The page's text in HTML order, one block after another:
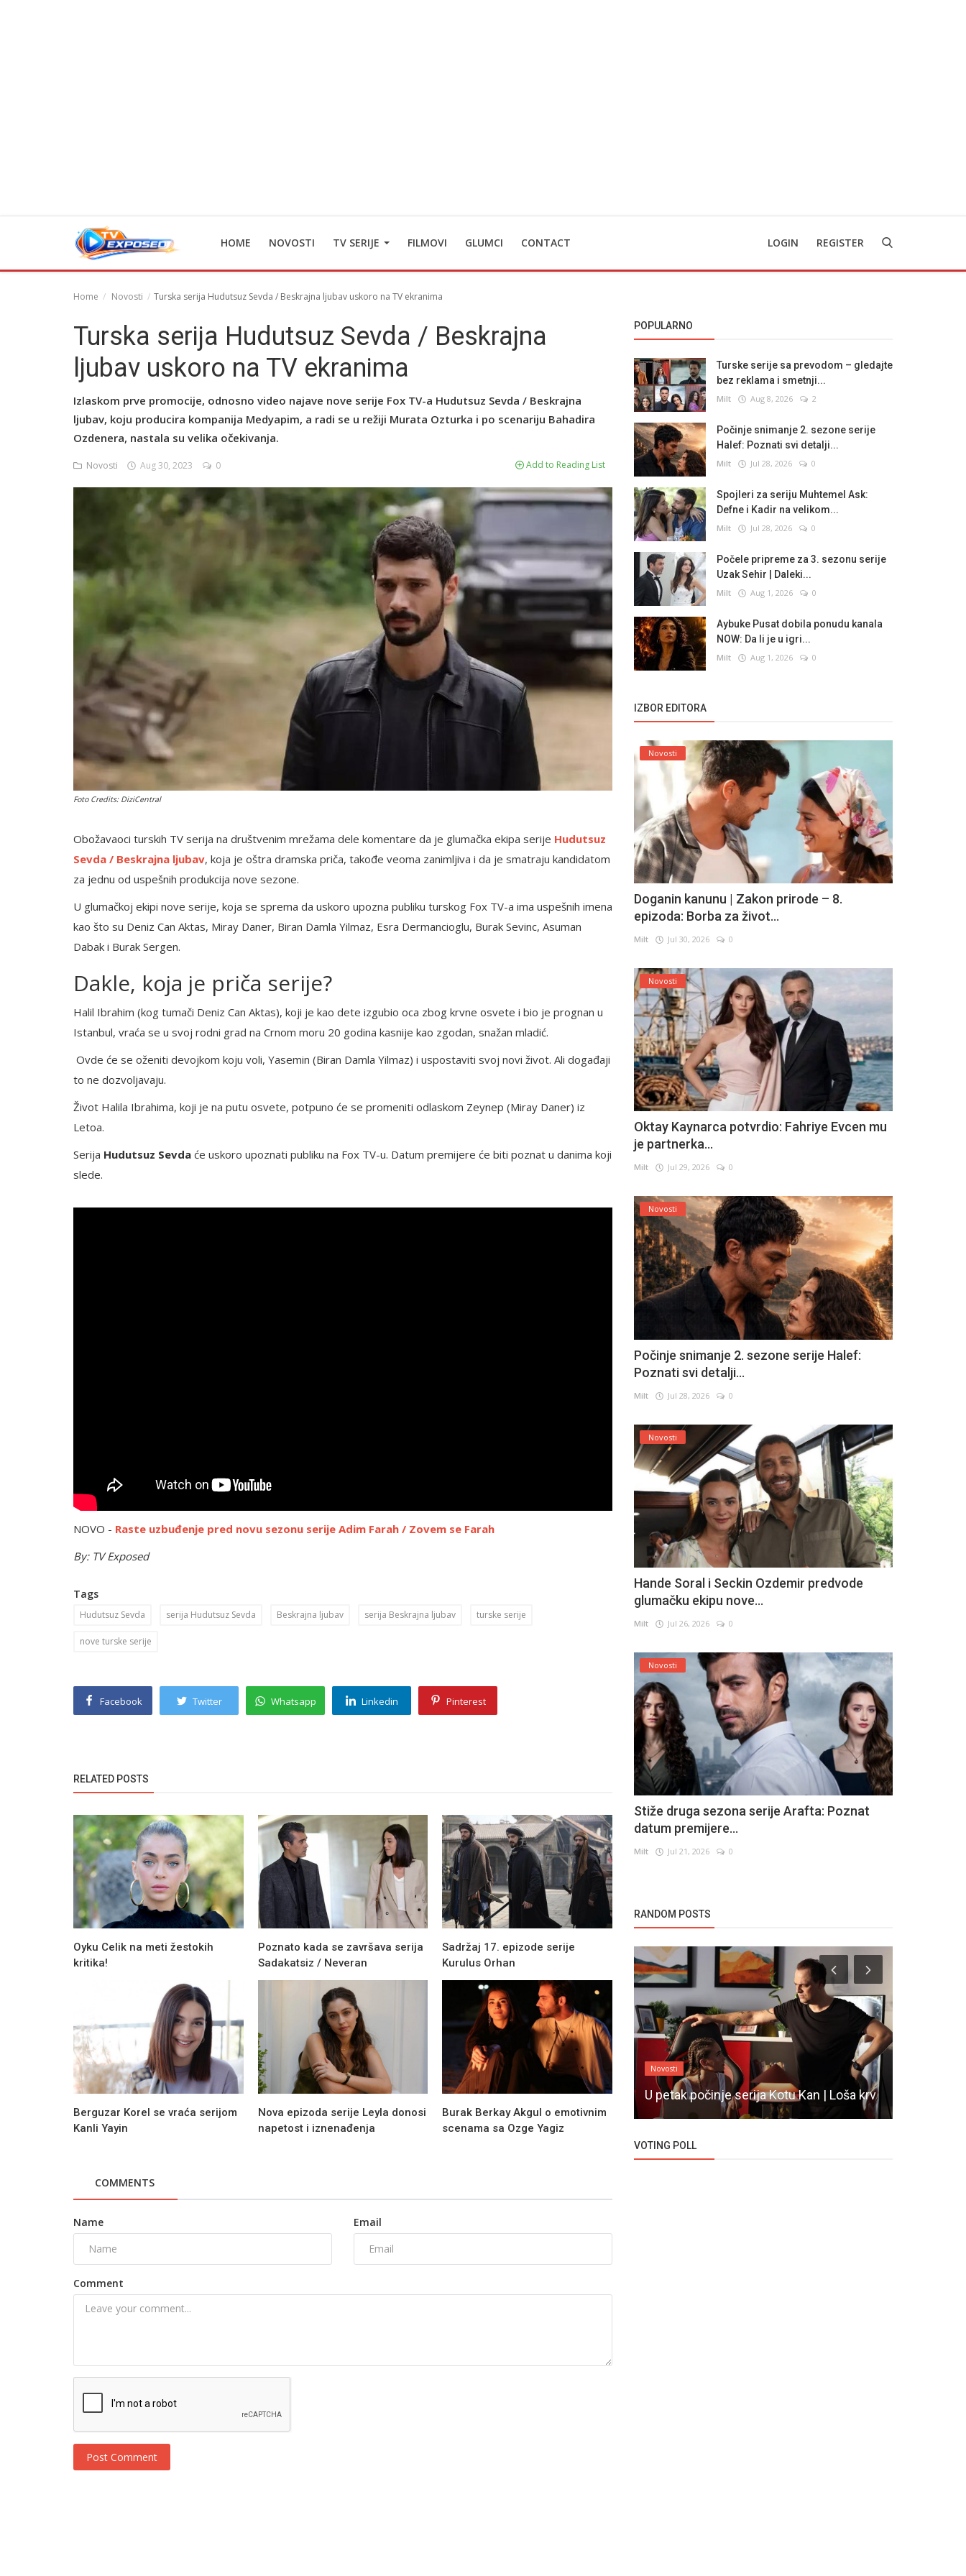
HOME NOVOSTI TV SERIJE FILMOVI GLUMCI CONTACT LOGIN REGISTER
Home Novosti Turska serija Hudutsuz Sevda / Beskrajna ljubav uskoro na TV ekranima
Turska serija Hudutsuz Sevda / Beskrajna
ljubav uskoro na TV ekranima
Izlaskom prve promocije, odnosno video najave nove serije Fox TV-a Hudutsuz Sevda / Beskrajna
ljubav, koju producira kompanija Medyapim, a radi se u režiji Murata Ozturka i po scenariju Bahadira
Ozdenera, nastala su velika očekivanja.
Novosti Aug 30, 2023 0 Add to Reading List
Foto Credits: DiziCentral
Obožavaoci turskih TV serija na društvenim mrežama dele komentare da je glumačka ekipa serije Hudutsuz
Sevda / Beskrajna ljubav, koja je oštra dramska priča, takođe veoma zanimljiva i da je smatraju kandidatom
za jednu od uspešnih produkcija nove sezone.
U glumačkoj ekipi nove serije, koja se sprema da uskoro upozna publiku turskog Fox TV-a ima uspešnih imena
kao što su Deniz Can Aktas, Miray Daner, Biran Damla Yilmaz, Esra Dermancioglu, Burak Sevinc, Asuman
Dabak i Burak Sergen.
Dakle, koja je priča serije?
Halil Ibrahim (kog tumači Deniz Can Aktas), koji je kao dete izgubio oca zbog krvne osvete i bio je prognan u
Istanbul, vraća se u svoj rodni grad na Crnom moru 20 godina kasnije kao zgodan, snažan mladić.
Ovde će se oženiti devojkom koju voli, Yasemin (Biran Damla Yilmaz) i uspostaviti svoj novi život. Ali događaji
to ne dozvoljavaju.
Život Halila Ibrahima, koji je na putu osvete, potpuno će se promeniti odlaskom Zeynep (Miray Daner) iz
Letoa.
Serija Hudutsuz Sevda će uskoro upoznati publiku na Fox TV-u. Datum premijere će biti poznat u danima koji
slede.
NOVO - Raste uzbuđenje pred novu sezonu serije Adim Farah / Zovem se Farah
By: TV Exposed
Tags
Hudutsuz Sevda serija Hudutsuz Sevda Beskrajna ljubav serija Beskrajna ljubav turske serije
nove turske serije
Facebook Twitter Whatsapp Linkedin Pinterest
RELATED POSTS
Oyku Celik na meti žestokih
kritika!
Poznato kada se završava serija
Sadakatsiz / Neveran
Sadržaj 17. epizode serije
Kurulus Orhan
Berguzar Korel se vraća serijom
Kanli Yayin
Nova epizoda serije Leyla donosi
napetost i iznenađenja
Burak Berkay Akgul o emotivnim
scenama sa Ozge Yagiz
COMMENTS
Name Email
Comment
Post Comment
POPULARNO
Turske serije sa prevodom – gledajte
bez reklama i smetnji...
Milt Aug 8, 2026 2
Počinje snimanje 2. sezone serije
Halef: Poznati svi detalji...
Milt Jul 28, 2026 0
Spojleri za seriju Muhtemel Ask:
Defne i Kadir na velikom...
Milt Jul 28, 2026 0
Počele pripreme za 3. sezonu serije
Uzak Sehir | Daleki...
Milt Aug 1, 2026 0
Aybuke Pusat dobila ponudu kanala
NOW: Da li je u igri...
Milt Aug 1, 2026 0
IZBOR EDITORA
Novosti
Doganin kanunu | Zakon prirode – 8.
epizoda: Borba za život...
Milt Jul 30, 2026 0
Novosti
Oktay Kaynarca potvrdio: Fahriye Evcen mu
je partnerka...
Milt Jul 29, 2026 0
Novosti
Počinje snimanje 2. sezone serije Halef:
Poznati svi detalji...
Milt Jul 28, 2026 0
Novosti
Hande Soral i Seckin Ozdemir predvode
glumačku ekipu nove...
Milt Jul 26, 2026 0
Novosti
Stiže druga sezona serije Arafta: Poznat
datum premijere...
Milt Jul 21, 2026 0
RANDOM POSTS
Novosti
Koncert Marije Šerifović na praznom
stadionu Partizana?
Yusra Geyik o tome da li je u vezi sa
Rizom Kocaogluom!
Novosti
U petak počinje serija Kotu Kan | Loša krv
VOTING POLL